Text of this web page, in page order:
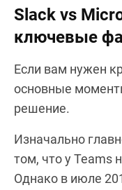
Slack vs
ключевые
Если вам нужен
основные
решение.
Изначально
том, что у Teams
Однако в июле